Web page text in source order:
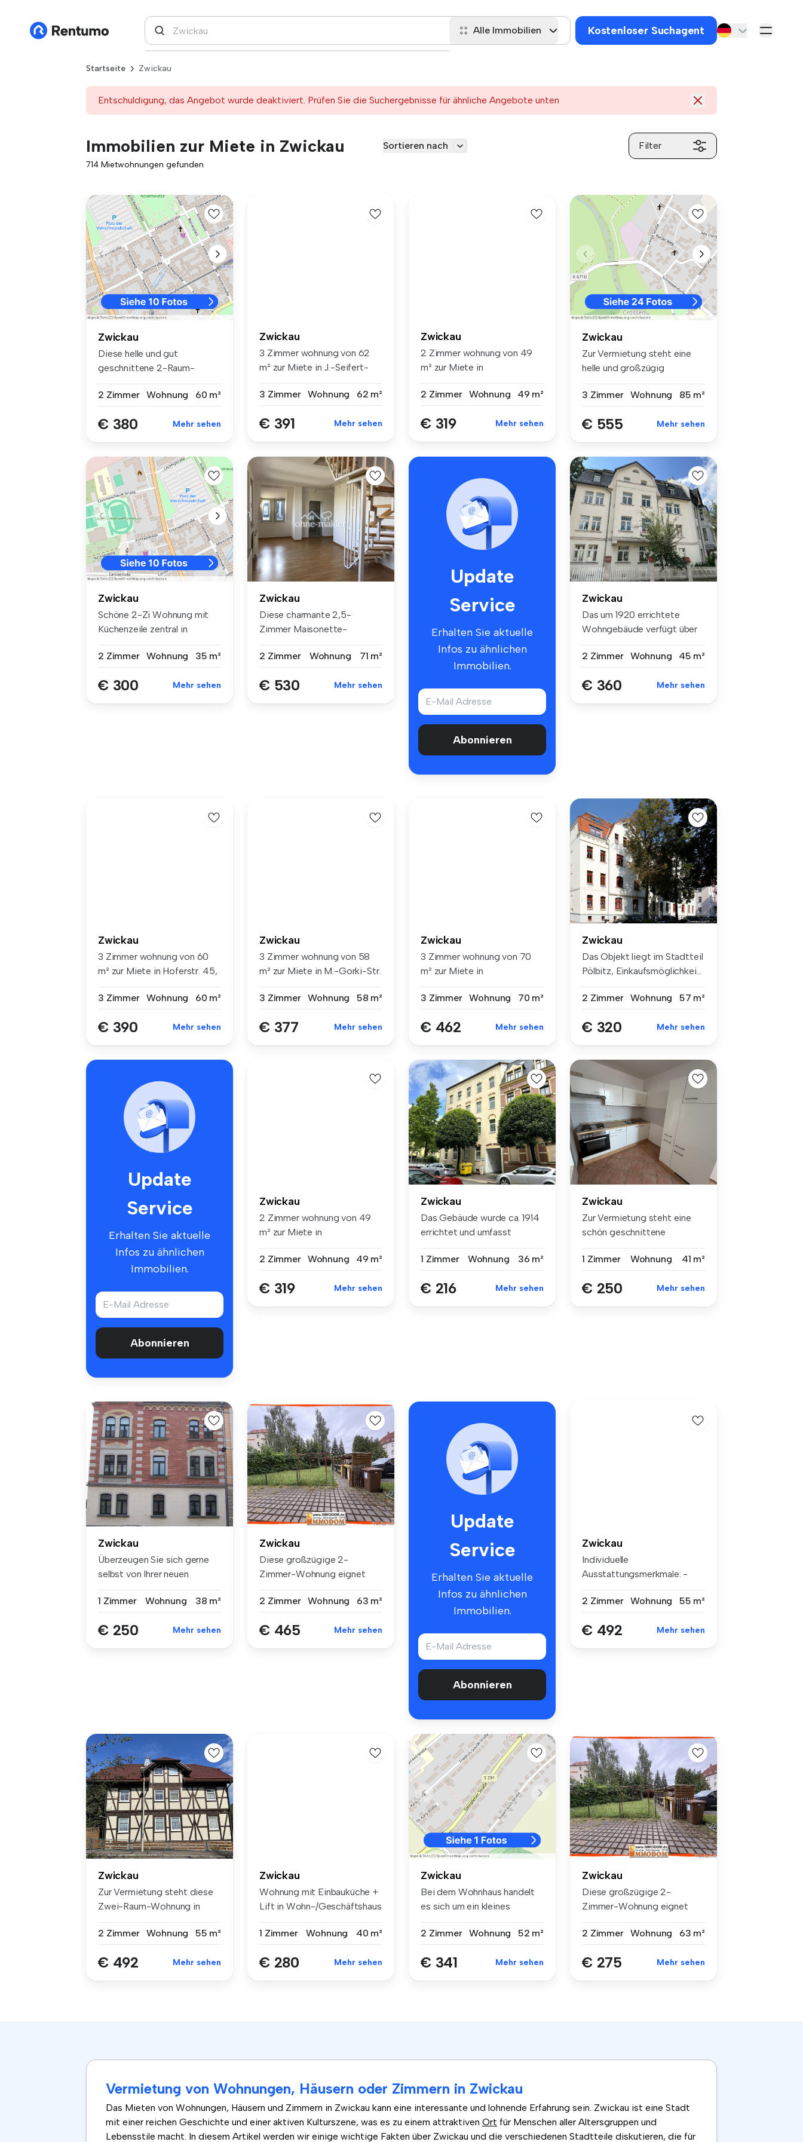
Alle Immobilien Kostenloser Suchagent
Startseite Zwickau
Entschuldigung, das Angebot wurde deaktiviert. Prüfen Sie die Suchergebnisse für ähnliche Angebote unten
Immobilien zur Miete in Zwickau Sortieren nach Filter
714 Mietwohnungen gefunden
Zwickau
Diese helle und gut
geschnittene 2-Raum-
2 Zimmer
Wohnung 60 m²
€ 380 Mehr sehen
Zwickau
3 Zimmer wohnung von 62
m² zur Miete in J.-Seifert-
3 Zimmer
Wohnung 62 m²
€ 391 Mehr sehen
Zwickau
2 Zimmer wohnung von 49
m² zur Miete in
2 Zimmer Wohnung 49 m²
€ 319 Mehr sehen
Zwickau
Zur Vermietung steht eine
helle und großzügig
3 Zimmer
Wohnung 85 m²
€ 555 Mehr sehen
Zwickau
Schöne 2-Zi Wohnung mit
Küchenzeile zentral in
2 Zimmer
Wohnung 35 m²
€ 300 Mehr sehen
Zwickau
Diese charmante 2,5-
Zimmer Maisonette-
2 Zimmer
Wohnung 71 m²
€ 530 Mehr sehen
Update
Service
Erhalten Sie aktuelle
Infos zu ähnlichen
Immobilien.
Abonnieren
Zwickau
Das um 1920 errichtete
Wohngebäude verfügt über
2 Zimmer Wohnung 45 m²
€ 360 Mehr sehen
Zwickau
3 Zimmer wohnung von 60
m² zur Miete in Hoferstr. 45,
3 Zimmer
Wohnung 60 m²
€ 390 Mehr sehen
Zwickau
3 Zimmer wohnung von 58
m² zur Miete in M.-Gorki-Str.
3 Zimmer
Wohnung 58 m²
€ 377 Mehr sehen
Zwickau
3 Zimmer wohnung von 70
m² zur Miete in
3 Zimmer
Wohnung 70 m²
€ 462 Mehr sehen
Zwickau
Das Objekt liegt im Stadtteil
Pölbitz, Einkaufsmöglichkei...
2 Zimmer Wohnung 57 m²
€ 320 Mehr sehen
Update
Service
Erhalten Sie aktuelle
Infos zu ähnlichen
Immobilien.
Abonnieren
Zwickau
2 Zimmer wohnung von 49
m² zur Miete in
2 Zimmer Wohnung 49 m²
€ 319 Mehr sehen
Zwickau
Das Gebäude wurde ca. 1914
errichtet und umfasst
1 Zimmer
Wohnung 36 m²
€ 216 Mehr sehen
Zwickau
Zur Vermietung steht eine
schön geschnittene
1 Zimmer
Wohnung 41 m²
€ 250 Mehr sehen
Zwickau
Überzeugen Sie sich gerne
selbst von Ihrer neuen
1 Zimmer
Wohnung 38 m²
€ 250 Mehr sehen
Zwickau
Diese großzügige 2-
Zimmer-Wohnung eignet
2 Zimmer
Wohnung 63 m²
€ 465 Mehr sehen
Update
Service
Erhalten Sie aktuelle
Infos zu ähnlichen
Immobilien.
Abonnieren
Zwickau
Individuelle
Ausstattungsmerkmale: -
2 Zimmer
Wohnung 55 m²
€ 492 Mehr sehen
Zwickau
Zur Vermietung steht diese
Zwei-Raum-Wohnung in
2 Zimmer
Wohnung 55 m²
€ 492 Mehr sehen
Zwickau
Wohnung mit Einbauküche +
Lift in Wohn-/Geschäftshaus
1 Zimmer Wohnung 40 m²
€ 280 Mehr sehen
Zwickau
Bei dem Wohnhaus handelt
es sich um ein kleines
2 Zimmer
Wohnung 52 m²
€ 341 Mehr sehen
Zwickau
Diese großzügige 2-
Zimmer-Wohnung eignet
2 Zimmer
Wohnung 63 m²
€ 275 Mehr sehen
Vermietung von Wohnungen, Häusern oder Zimmern in Zwickau
Das Mieten von Wohnungen, Häusern und Zimmern in Zwickau kann eine interessante und lohnende Erfahrung sein. Zwickau ist eine Stadt
mit einer reichen Geschichte und einer aktiven Kulturszene, was es zu einem attraktiven Ort für Menschen aller Altersgruppen und
Lebensstile macht. In diesem Artikel werden wir einige wichtige Fakten über Zwickau und die verschiedenen Stadtteile diskutieren, die für